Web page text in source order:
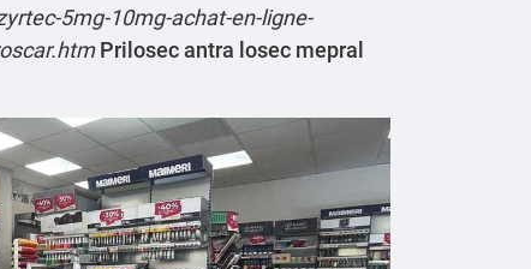
5mg-10mg-achat-en-ligne-
Prilosec antra losec mepral